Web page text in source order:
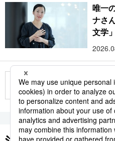
唯一
ナさ
文学」
もっと